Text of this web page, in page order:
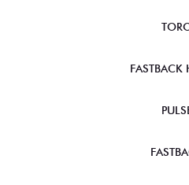
FASTBACK